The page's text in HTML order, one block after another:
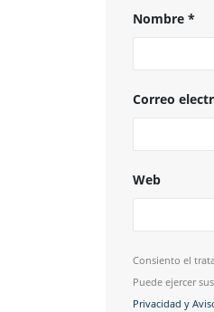
Nombre *
Correo
Web
Consiento el
Puede ejercer
Privacidad y